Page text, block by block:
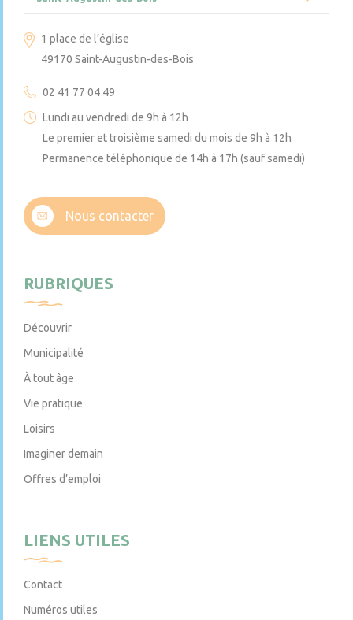
1 place de l’église
49170 Saint-Augustin-des-Bois
02 41 77 04 49
Lundi au vendredi de 9h à 12h
Le premier et troisième samedi du mois de 9h à 12h
Permanence téléphonique de 14h à 17h (sauf samedi)
Nous contacter
RUBRIQUES
Découvrir
Municipalité
À tout âge
Vie pratique
Loisirs
Imaginer demain
Offres d’emploi
LIENS UTILES
Contact
Numéros utiles